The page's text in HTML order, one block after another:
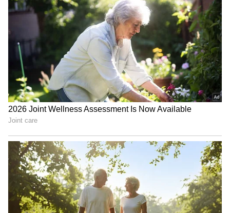
Related Articles
ಸಿಕ್ಕಾಪಟ್ಟೆ ಸಾಲ ಇದೆಯಾ? ಒಂದು ಚಮಚ
ಜೀರಿಗೆಯಿಂದ ಈ ಸಣ್ಣ ಕೆಲಸ ಮಾಡಿದ್ರೆ ಹಣದ ಸಮಸ್ಯೆ
ಮಂಗಮಾಯ!
ಪಾಚಿಯಿರುವ ಜಾಗದಲ್ಲಿ ಈ ಪೌಡರ್ ಉದುರಿಸಿ..
ಬೇರಿನಿಂದಲೇ ಕಿತ್ತುಬಂದು, ಫುಲ್ ಕ್ಲೀನ್ ಆಗುತ್ತೆ!
3
5
Image Credit : AI